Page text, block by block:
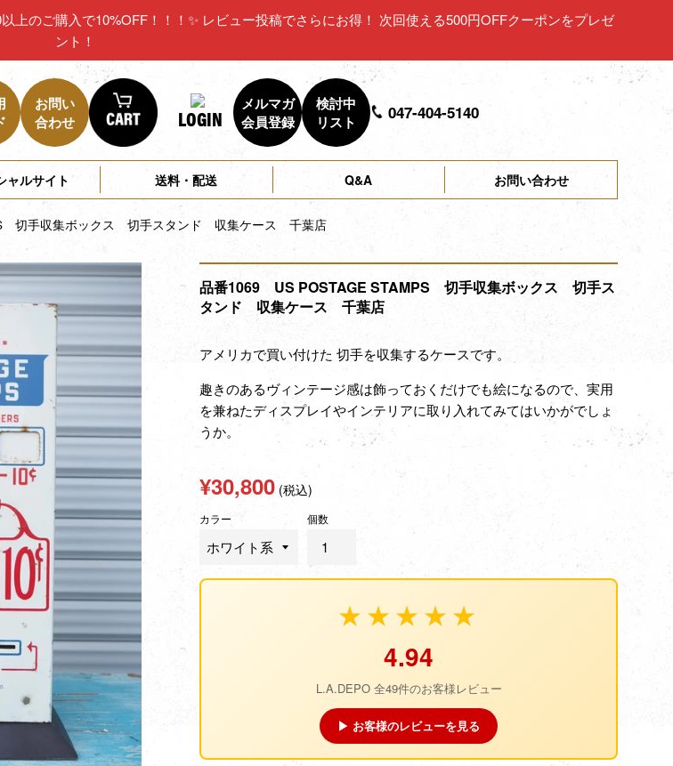
上のご購入で10%OFF！！！✨ レビュー投稿でさらにお得！ 次回使える500円OFFクーポンをプレゼ
ント！
お問い
合わせ
LOGIN
メルマガ
会員登録
検討中
リスト
047-404-5140
ャルサイト 送料・配送 Q&A お問い合わせ
切手収集ボックス 切手スタンド 収集ケース 千葉店
品番1069 US POSTAGE STAMPS 切手収集ボックス 切手ス
タンド 収集ケース 千葉店
アメリカで買い付けた 切手を収集するケースです。
趣きのあるヴィンテージ感は飾っておくだけでも絵になるので、実用
を兼ねたディスプレイやインテリアに取り入れてみてはいかがでしょ
うか。
通
常
価
格
¥30,800 (税込)
カラー 個数
★★★★★
4.94
L.A.DEPO 全49件のお客様レビュー
▶ お客様のレビューを見る